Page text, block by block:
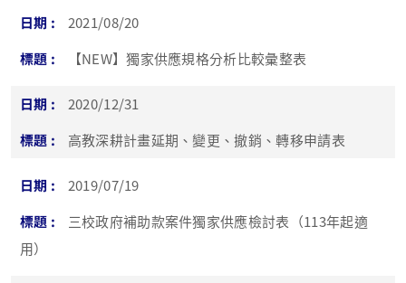
2021/08/20
【NEW】獨家供應規格分析比較彙整表
2020/12/31
高教深耕計畫延期、變更、撤銷、轉移申請表
2019/07/19
三校政府補助款案件獨家供應檢討表（113年起適
用）